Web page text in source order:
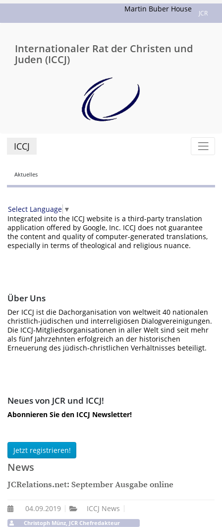
Martin Buber House JCR
Internationaler Rat der Christen und
Juden (ICCJ)
ICCJ
Aktuelles
Select Language ▼
Integrated into the ICCJ website is a third-party translation
application offered by Google, Inc. ICCJ does not guarantee
the content and quality of computer-generated translations,
especially in terms of theological and religious nuance.
Über Uns
Der ICCJ ist die Dachorganisation von weltweit 40 nationalen
christlich-jüdischen und interreligiösen Dialogvereinigungen.
Die ICCJ-Mitgliedsorganisationen in aller Welt sind seit mehr
als fünf Jahrzehnten erfolgreich an der historischen
Erneuerung des jüdisch-christlichen Verhältnisses beteiligt.
Neues von JCR und ICCJ!
Abonnieren Sie den ICCJ Newsletter!
Jetzt registrieren!
News
JCRelations.net: September Ausgabe online
04.09.2019 ICCJ News
Christoph Münz, JCR Chefredakteur